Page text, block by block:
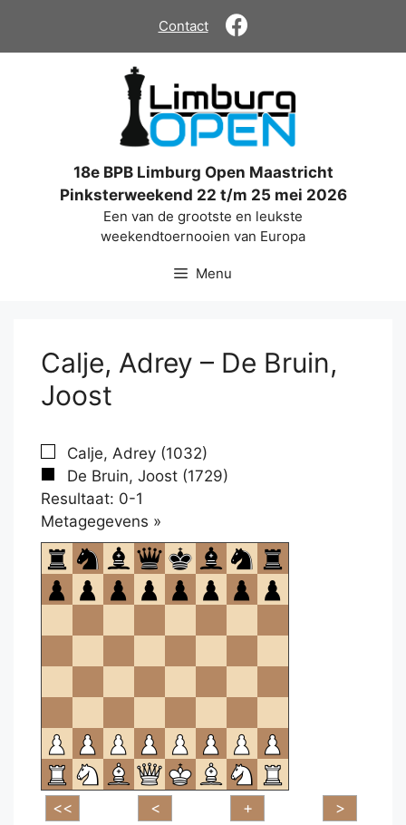
de
Contact
18e BPB Limburg Open Maastricht
Pinksterweekend 22 t/m 25 mei 2026
Een van de grootste en leukste
weekendtoernooien van Europa
Menu
Calje, Adrey – De Bruin,
Joost
Calje, Adrey (1032)
De Bruin, Joost (1729)
Resultaat: 0-1
Metagegevens »
om
te
openen.